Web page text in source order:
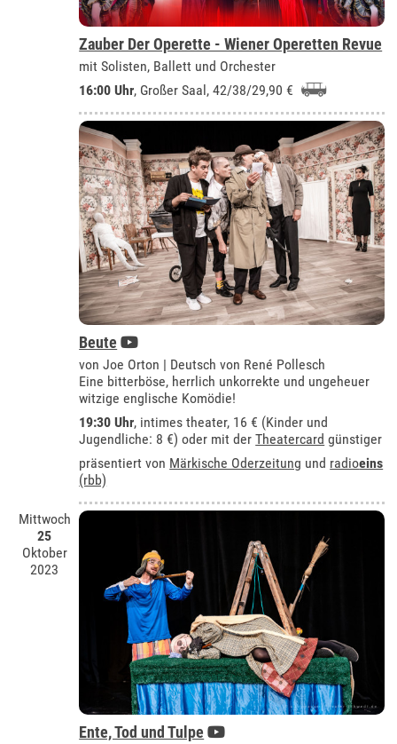
Zauber Der Operette - Wiener Operetten Revue
mit Solisten, Ballett und Orchester
16:00 Uhr, Großer Saal , 42/38/29,90 €
Beute
von Joe Orton | Deutsch von René Pollesch
Eine bitterböse, herrlich unkorrekte und ungeheuer
witzige englische Komödie!
19:30 Uhr, intimes theater, 16 € (Kinder und
Jugendliche: 8 €) oder mit derTheatercard günstiger
präsentiert von Märkische Oderzeitung und radioeins
(rbb)
Mittwoch
25
Oktober
2023
Ente, Tod und Tulpe